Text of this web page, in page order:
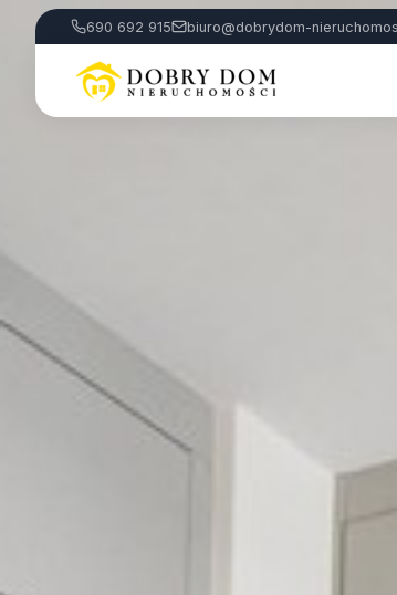
690 692 915 biuro@dobrydom-